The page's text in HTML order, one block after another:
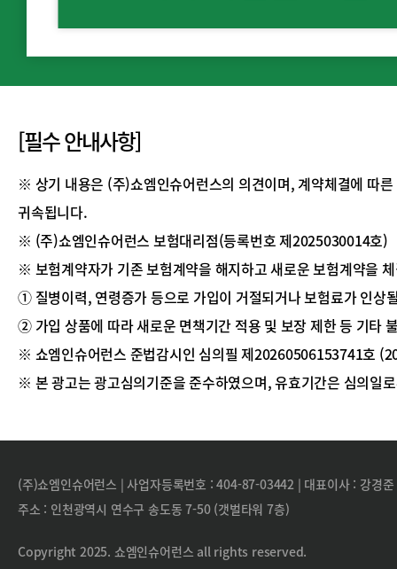
[필수 안내사항]
※ 상기 내용은 (주)쇼엠인슈어런스의 의견이며, 계약체결에 따
귀속됩니다.
※ (주)쇼엠인슈어런스 보험대리점(등록번호 제2025030014호)
※ 보험계약자가 기존 보험계약을 해지하고 새로운 보험계약을
① 질병이력, 연령증가 등으로 가입이 거절되거나 보험료가 인상
② 가입 상품에 따라 새로운 면책기간 적용 및 보장 제한 등 기타
※ 쇼엠인슈어런스 준법감시인 심의필 제20260506153741호
※ 본 광고는 광고심의기준을 준수하였으며, 유효기간은 심의일
(주)쇼엠인슈어런스 | 사업자등록번호 : 404-87-03442 | 대표이사 : 강경준
주소 : 인천광역시 연수구 송도동 7-50 (갯벌타워 7층)
Copyright 2025. 쇼엠인슈어런스 all rights reserved.